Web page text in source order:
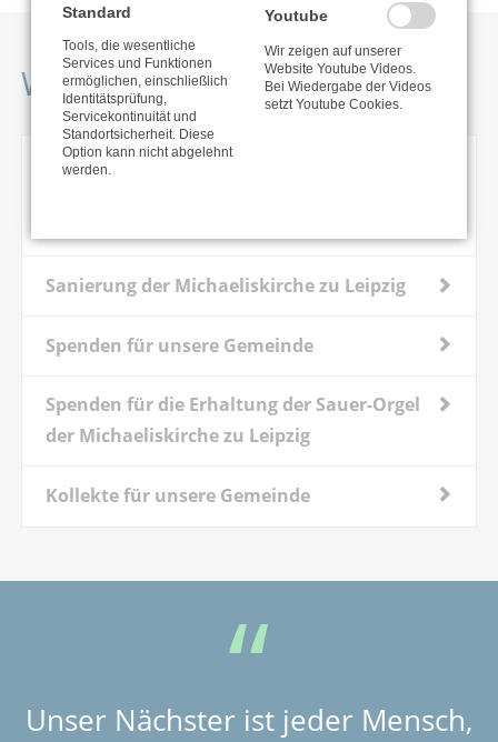
Weitere Projekte
Spenden für Öffentlichkeitsarbeit &
Sanierung der Michaeliskirche zu Leipzig
Spenden für unsere Gemeinde
Spenden für die Erhaltung der Sauer-Orgel
der Michaeliskirche zu Leipzig
Kollekte für unsere Gemeinde
Unser Nächster ist jeder Mensch,
Standard
Tools, die wesentliche
Services und Funktionen
ermöglichen, einschließlich
Identitätsprüfung,
Servicekontinuität und
Standortsicherheit. Diese
Option kann nicht abgelehnt
werden.
Youtube
Wir zeigen auf unserer
Website Youtube Videos.
Bei Wiedergabe der Videos
setzt Youtube Cookies.